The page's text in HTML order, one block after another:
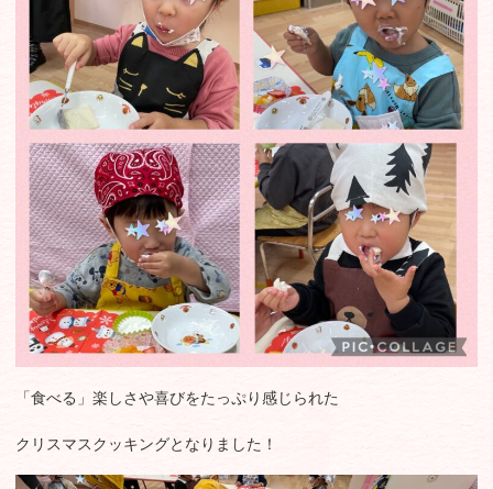
「食べる」楽しさや喜びをたっぷり感じられた
クリスマスクッキングとなりました！